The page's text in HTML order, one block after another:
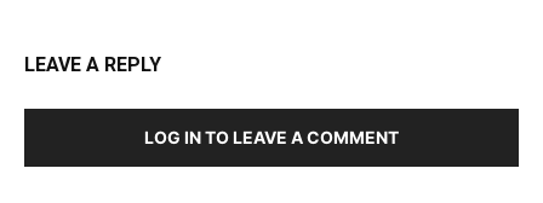
LEAVE A REPLY
LOG IN TO LEAVE A COMMENT